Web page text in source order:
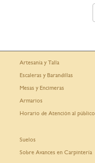
Artesanía y Talla
Escaleras y Barandillas
Mesas y Encimeras
Armarios
Horario de Atención al público
Suelos
Sobre Avances en Carpintería